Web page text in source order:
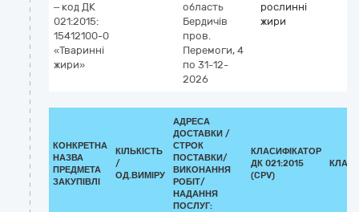
– код ДК
021:2015:
15412100-0
«Тваринні
жири»
область
Бердичів
пров.
Перемоги, 4
по 31-12-
2026
рослинні
жири
КОНКРЕТНА
НАЗВА
ПРЕДМЕТА
ЗАКУПІВЛІ
КІЛЬКІСТЬ
/
ОД.ВИМІРУ
АДРЕСА
ДОСТАВКИ /
СТРОК
ПОСТАВКИ/
ВИКОНАННЯ
РОБІТ/
НАДАННЯ
ПОСЛУГ:
КЛАСИФІКАТОР
ДК 021:2015
(CPV)